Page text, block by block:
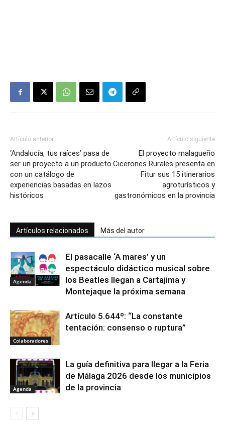
Artículo anterior
‘Andalucía, tus raíces’ pasa de
ser un proyecto a un producto
con un catálogo de
experiencias basadas en lazos
históricos
Artículo siguiente
El proyecto malagueño
Cicerones Rurales presenta en
Fitur sus 15 itinerarios
agroturísticos y
gastronómicos en la provincia
Artículos relacionados Más del autor
Agenda
El pasacalle ‘A mares’ y un
espectáculo didáctico musical sobre
los Beatles llegan a Cartajima y
Montejaque la próxima semana
Colaboradores
Artículo 5.644º: “La constante
tentación: consenso o ruptura”
Agenda
La guía definitiva para llegar a la Feria
de Málaga 2026 desde los municipios
de la provincia